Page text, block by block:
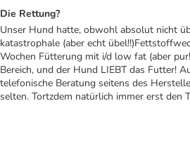
Die Rettung?
Unser Hund hatte, obwohl absolut nicht
katastrophale (aber echt
Wochen Fütterung mit i/d low fat (aber
Bereich, und der Hund LIEBT das Futter!
telefonische Beratung seitens des
selten. Tortzdem natürlich immer erst den